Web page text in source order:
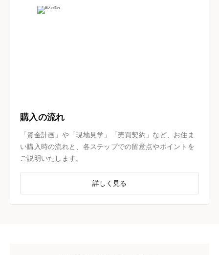
購入の流れ
「資金計画」や「現地見学」「売買契約」など、お住ま
い購入時の流れと、各ステップでの留意点やポイントを
ご説明いたします。
詳しく見る